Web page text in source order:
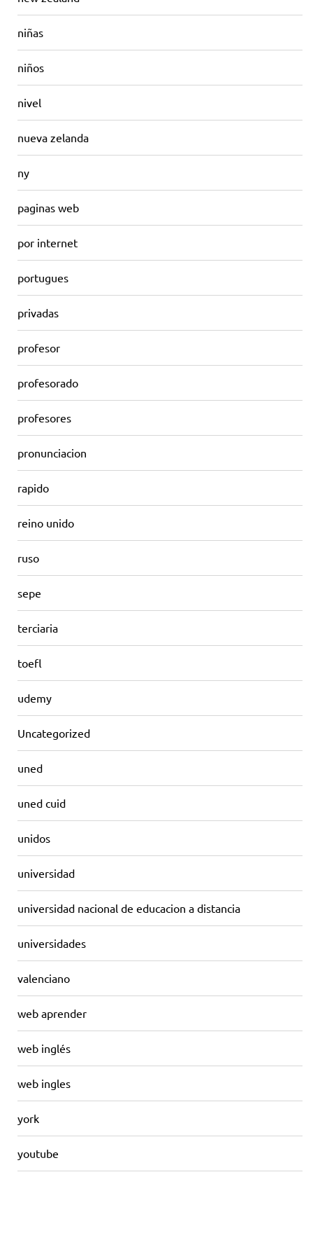
niñas
niños
nivel
nueva zelanda
ny
paginas web
por internet
portugues
privadas
profesor
profesorado
profesores
pronunciacion
rapido
reino unido
ruso
sepe
terciaria
toefl
udemy
Uncategorized
uned
uned cuid
unidos
universidad
universidad nacional de educacion a distancia
universidades
valenciano
web aprender
web inglés
web ingles
york
youtube